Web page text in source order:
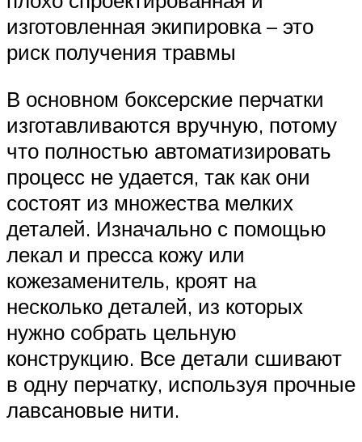
изготовленная экипировка – это
риск получения травмы
В основном боксерские перчатки
изготавливаются вручную, потому
что полностью автоматизировать
процесс не удается, так как они
состоят из множества мелких
деталей. Изначально с помощью
лекал и пресса кожу или
кожезаменитель, кроят на
несколько деталей, из которых
нужно собрать цельную
конструкцию. Все детали сшивают
в одну перчатку, используя прочные
лавсановые нити.